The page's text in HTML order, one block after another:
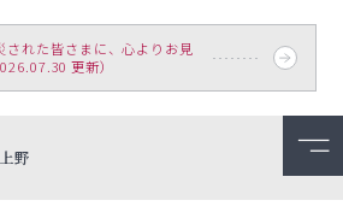
れた皆さまに、心よりお見
更新）
野